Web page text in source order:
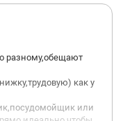
разному,обещают
как у
или